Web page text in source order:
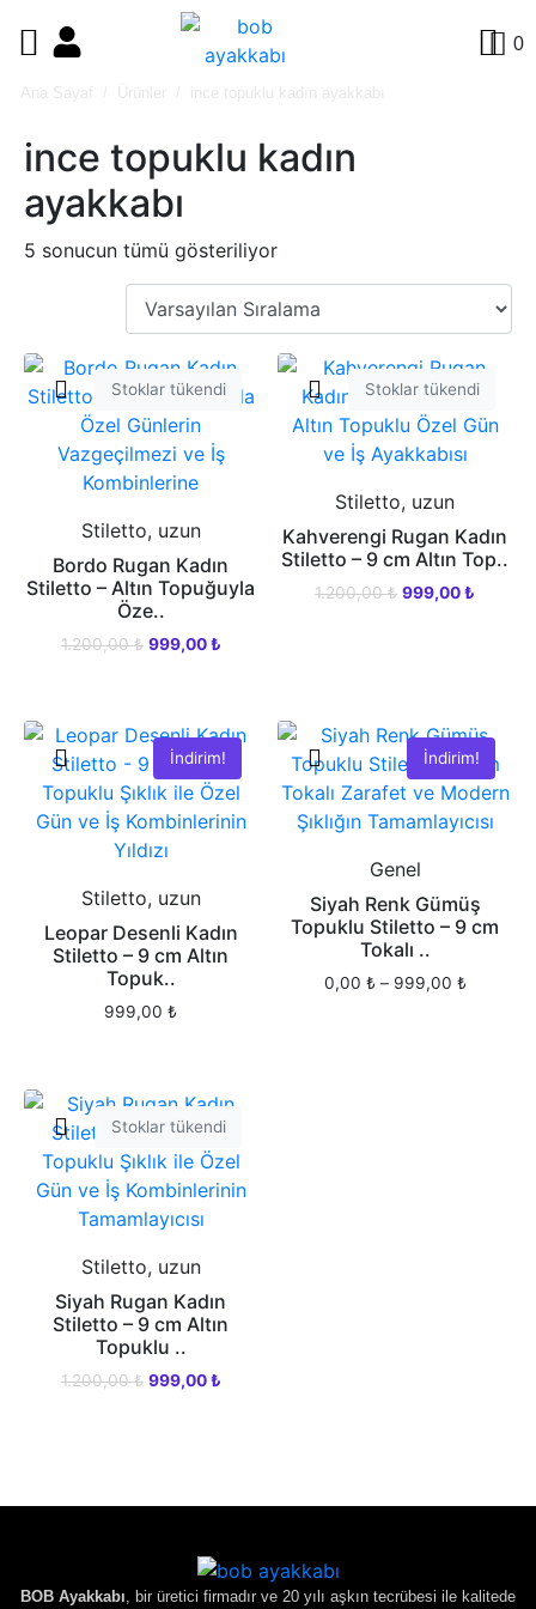
0
Ana Sayaf Ürünler ince topuklu kadın ayakkabı
ince topuklu kadın
ayakkabı
5 sonucun tümü gösteriliyor
Stoklar tükendi
Stiletto, uzun
Bordo Rugan Kadın
Stiletto – Altın Topuğuyla
Öze..
1.200,00₺ 999,00₺
Stoklar tükendi
Stiletto, uzun
Kahverengi Rugan Kadın
Stiletto – 9 cm Altın Top..
1.200,00₺ 999,00₺
İndirim!
Stiletto, uzun
Leopar Desenli Kadın
Stiletto – 9 cm Altın
Topuk..
999,00₺
İndirim!
Genel
Siyah Renk Gümüş
Topuklu Stiletto – 9 cm
Tokalı ..
0,00 ₺ – 999,00 ₺
Stoklar tükendi
Stiletto, uzun
Siyah Rugan Kadın
Stiletto – 9 cm Altın
Topuklu ..
1.200,00₺ 999,00₺
BOB Ayakkabı , bir üretici firmadır ve 20 yılı aşkın tecrübesi ile kalitede